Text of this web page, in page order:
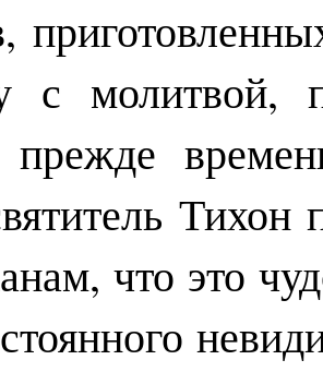
с молитвой,
прежде
что это